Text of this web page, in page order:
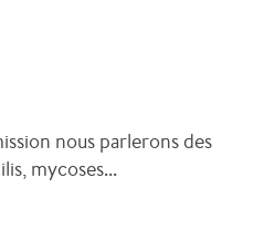
nous parlerons des
mycoses...